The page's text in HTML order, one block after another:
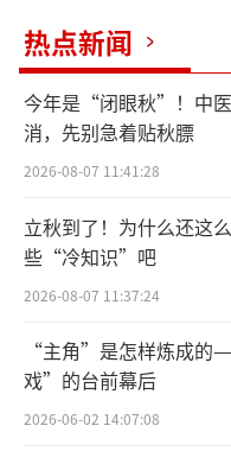
奏家赵聪与游戏《
乐《赤焰之缨》
由B站琵琶
剧院首席打击乐演
《兰陵王入阵曲》
琵琶等传统乐器，
奏出了“银瓶乍
鸣”的气势。视频
期形制的汉服，燃
热点新闻
今年是“闭眼秋”！中
消，先别急着贴秋膘
2026-08-07 11:41:28
立秋到了！为什么还这
些“冷知识”吧
2026-08-07 11:37:24
“主角”是怎样炼成
戏”的台前幕后
2026-06-02 14:07:08